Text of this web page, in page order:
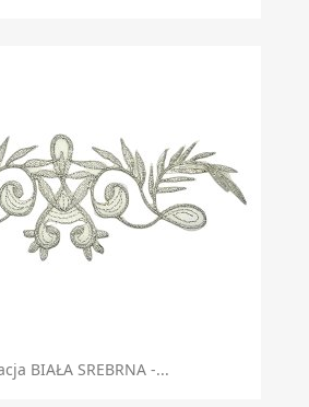
BIAŁA SREBRNA -...